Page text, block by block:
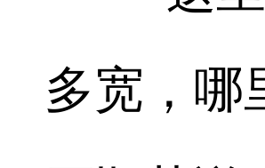
多宽，哪